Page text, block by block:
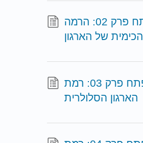
מונחי מפתח פרק 02: הרמה
הכימית של הארגון
מונחי מפתח פרק 03: רמת
הארגון הסלולרית